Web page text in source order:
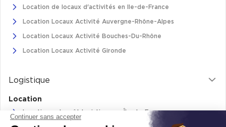
Location de locaux d'activités en Ile-de-France
Location Locaux Activité Auvergne-Rhône-Alpes
Location Locaux Activité Bouches-Du-Rhône
Location Locaux Activité Gironde
Logistique
Location
Location entrepôt logistique en Île-de-France
Continuer sans accepter